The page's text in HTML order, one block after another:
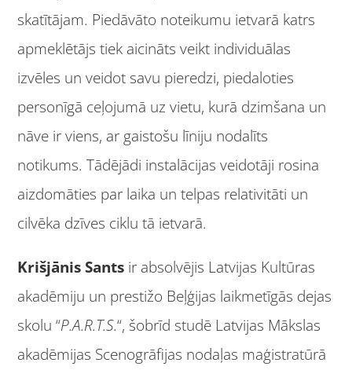
skatītājam. Piedāvāto noteikumu ietvarā katrs
apmeklētājs tiek aicināts veikt individuālas
izvēles un veidot savu pieredzi, piedaloties
personīgā ceļojumā uz vietu, kurā dzimšana un
nāve ir viens, ar gaistošu līniju nodalīts
notikums. Tādējādi instalācijas veidotāji rosina
aizdomāties par laika un telpas relativitāti un
cilvēka dzīves ciklu tā ietvarā.
Krišjānis Sants ir absolvējis Latvijas Kultūras
akadēmiju un prestižo Beļģijas laikmetīgās dejas
skolu “P.A.R.T.S.“, šobrīd studē Latvijas Mākslas
akadēmijas Scenogrāfijas nodaļas maģistratūrā